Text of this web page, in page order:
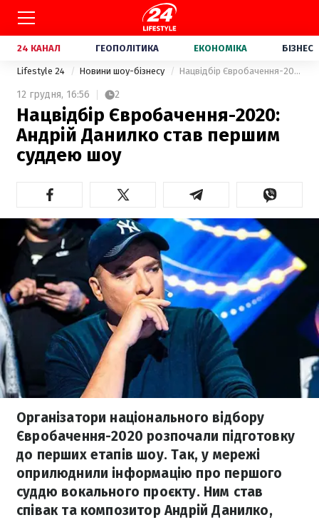
24 КАНАЛ ГЕОПОЛІТИКА ЕКОНОМІКА БІЗНЕС
Lifestyle 24 Новини шоу-бізнесу Нацвідбір Євробачення-2020: Андрій Данилко став першим суддею шоу
12 грудня, 16:56 2
Нацвідбір Євробачення-2020:
Андрій Данилко став першим
суддею шоу
Організатори національного відбору
Євробачення-2020 розпочали підготовку
до перших етапів шоу. Так, у мережі
оприлюднили інформацію про першого
суддю вокального проєкту. Ним став
співак та композитор Андрій Данилко,